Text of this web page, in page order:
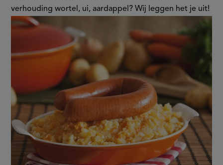
ui,
aardappel?
verhouding wortel, ui, aardappel? Wij leggen het je uit!